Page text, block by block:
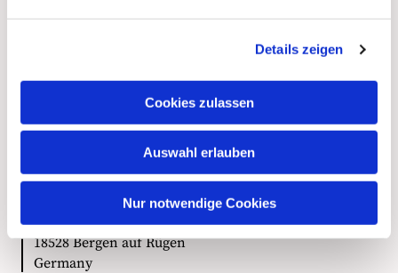
Details zeigen
Cookies zulassen
Auswahl erlauben
Nur notwendige Cookies
Kontakt
18528 Bergen auf Rügen
Germany